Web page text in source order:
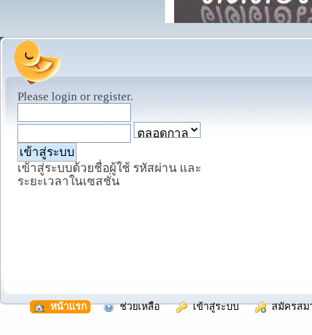
Please login or register.
เข้าสู่ระบบด้วยชื่อผู้ใช้ รหัสผ่าน และ
ระยะเวลาในเซสชั่น
หน้าแรก ช่วยเหลือ เข้าสู่ระบบ สมัครสม